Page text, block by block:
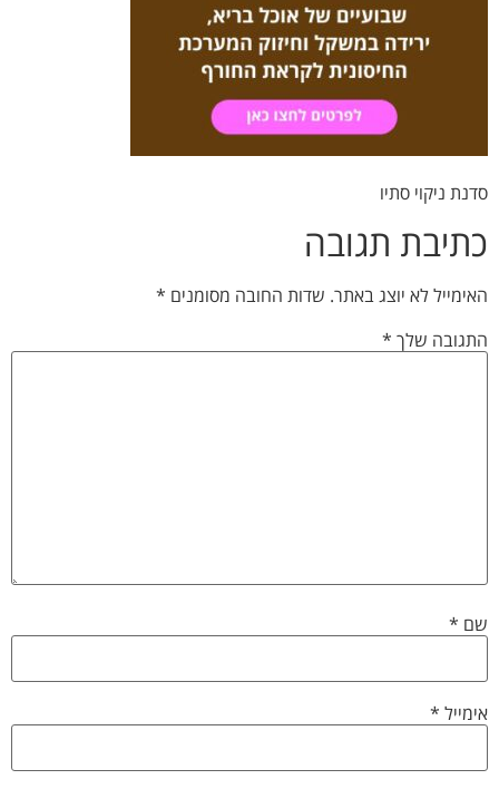
סדנת ניקוי סתיו
כתיבת תגובה
האימייל לא יוצג באתר. שדות החובה מסומנים *
התגובה שלך*
שם *
אימייל*